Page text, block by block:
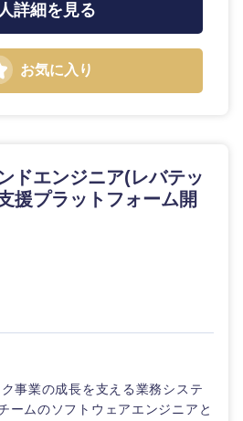
詳細を見る
お気に入り
ドエンジニア(レバテッ
援プラットフォーム開
事業の成長を支える業務システ
ームのソフトウェアエンジニアと